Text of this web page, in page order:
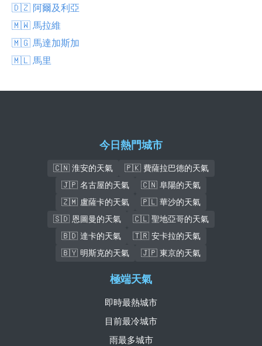
🇩🇿 阿爾及利亞
🇲🇼 馬拉維
🇲🇬 馬達加斯加
🇲🇱 馬里
今日熱門城市
🇨🇳 淮安的天氣
🇵🇰 費薩拉巴德的天氣
🇯🇵 名古屋的天氣
🇨🇳 阜陽的天氣
🇿🇲 盧薩卡的天氣
🇵🇱 華沙的天氣
🇸🇩 恩圖曼的天氣
🇨🇱 聖地亞哥的天氣
🇧🇩 達卡的天氣
🇹🇷 安卡拉的天氣
🇧🇾 明斯克的天氣
🇯🇵 東京的天氣
極端天氣
即時最熱城市
目前最冷城市
雨最多城市